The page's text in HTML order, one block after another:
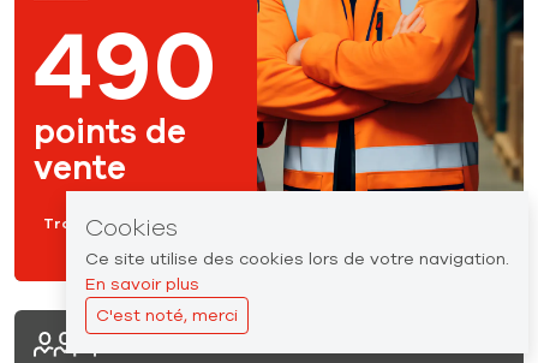
490
points de
vente
Trouvez votre point de
Cookies
Ce site utilise des cookies lors de votre navigation.
En savoir plus
C'est noté, merci